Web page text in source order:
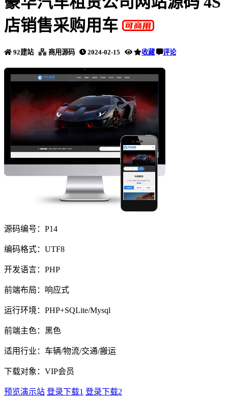
店销售采购用车
92建站 商用源码 2024-02-15 收藏 评论
源码编号：P14
编码格式：UTF8
开发语言：PHP
前端布局：响应式
运行环境：PHP+SQLite/Mysql
前端主色：黑色
适用行业：车辆/物流/交通/搬运
下载对象：VIP会员
预览演示站 登录下载1 登录下载2